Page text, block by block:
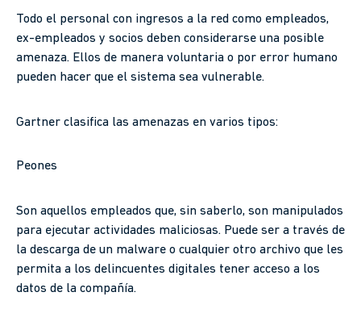
Todo el personal con ingresos a la red como empleados,
ex-empleados y socios deben considerarse una posible
amenaza. Ellos de manera voluntaria o por error humano
pueden hacer que el sistema sea vulnerable.
Gartner clasifica las amenazas en varios tipos:
Peones
Son aquellos empleados que, sin saberlo, son manipulados
para ejecutar actividades maliciosas. Puede ser a través de
la descarga de un malware o cualquier otro archivo que les
permita a los delincuentes digitales tener acceso a los
datos de la compañía.